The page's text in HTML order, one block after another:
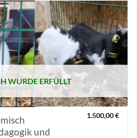
AUF MEINE
MERKLISTE
SETZEN
WURDE ERFÜLLT
und
1.500,00€